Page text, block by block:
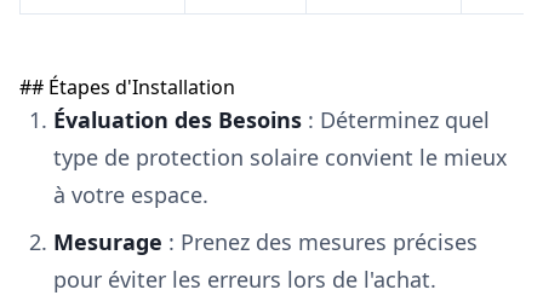
## Étapes d'Installation
Évaluation des Besoins : Déterminez quel
type de protection solaire convient le mieux
à votre espace.
Mesurage : Prenez des mesures précises
pour éviter les erreurs lors de l'achat.